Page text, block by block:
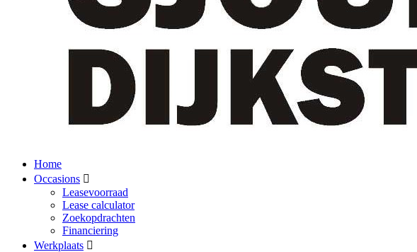
Home
Occasions
Leasevoorraad
Lease calculator
Zoekopdrachten
Financiering
Werkplaats